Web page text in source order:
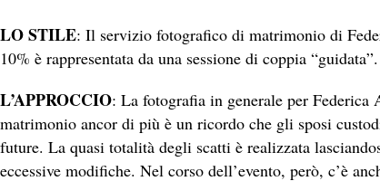
LO STILE: Il servizio fotografico di matrimonio di
10% è rappresentata da una sessione di coppia “guidata”.
L’APPROCCIO: La fotografia in generale per
matrimonio ancor di più è un ricordo che gli sposi
future. La quasi totalità degli scatti è realizzata
eccessive modifiche. Nel corso dell’evento, però, c’è